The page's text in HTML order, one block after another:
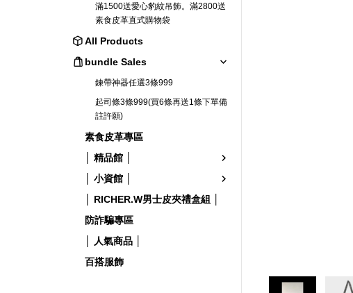
滿1500送愛心豹紋吊飾。滿2800送
素食皮革直式購物袋
All Products
bundle Sales
鍊帶神器任選3條999
起司條3條999(買6條再送1條下單備
註許願)
素食皮革專區
│ 精品館 │
│ 小資館 │
│ RICHER.W男士皮夾禮盒組 │
防詐騙專區
│ 人氣商品 │
百搭服飾